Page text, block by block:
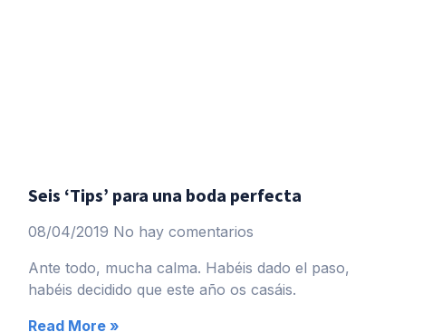
Seis ‘Tips’ para una boda perfecta
08/04/2019 No hay comentarios
Ante todo, mucha calma. Habéis dado el paso,
habéis decidido que este año os casáis.
Read More »